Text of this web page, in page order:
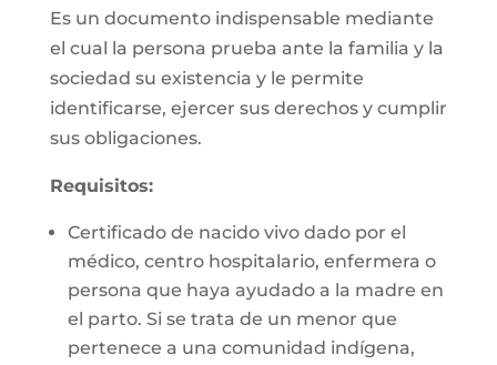
Es un documento indispensable mediante
el cual la persona prueba ante la familia y la
sociedad su existencia y le permite
identificarse, ejercer sus derechos y cumplir
sus obligaciones.
Requisitos:
Certificado de nacido vivo dado por el
médico, centro hospitalario, enfermera o
persona que haya ayudado a la madre en
el parto. Si se trata de un menor que
pertenece a una comunidad indígena,